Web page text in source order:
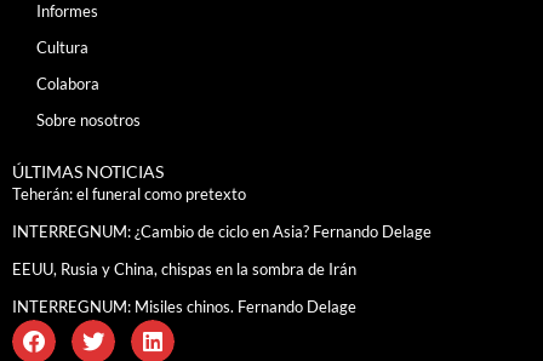
Informes
Cultura
Colabora
Sobre nosotros
ÚLTIMAS NOTICIAS
Teherán: el funeral como pretexto
INTERREGNUM: ¿Cambio de ciclo en Asia? Fernando Delage
EEUU, Rusia y China, chispas en la sombra de Irán
INTERREGNUM: Misiles chinos. Fernando Delage